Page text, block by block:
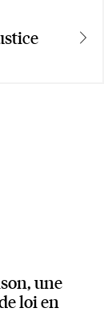
une
loi en